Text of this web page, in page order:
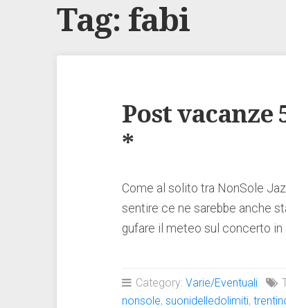
Tag: fabi
Post vacanze
*
Come al solito tra NonSole
sentire ce ne sarebbe anche
gufare il meteo sul concerto in
Category:Varie/Eventuali
nonsole,suonidelledolimiti,